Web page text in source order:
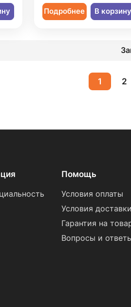
Подробнее В корзину
1 2
Помощь
Условия оплаты
Условия доставки
Гарантия на
Вопросы и